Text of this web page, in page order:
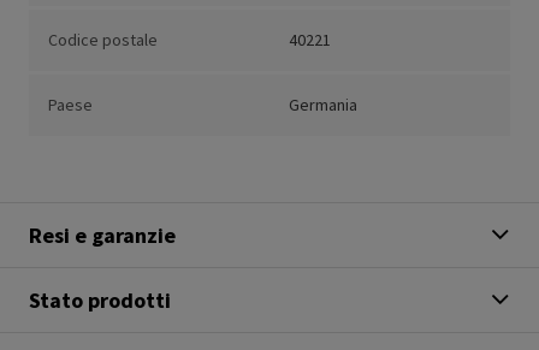
Codice postale 40221
Paese Germania
Resi e garanzie
Stato prodotti